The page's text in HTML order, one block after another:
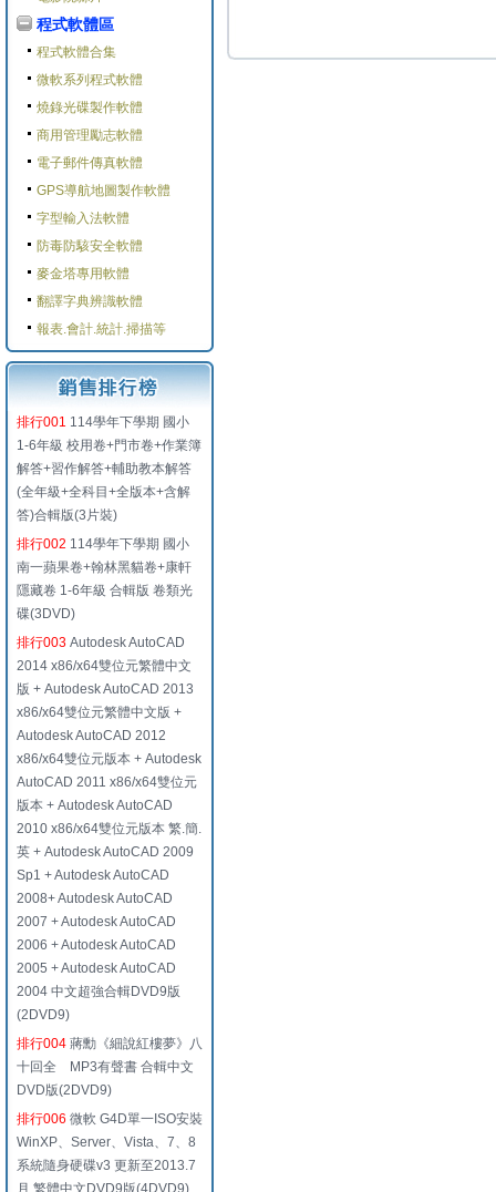
程式軟體區
程式軟體合集
微軟系列程式軟體
燒錄光碟製作軟體
商用管理勵志軟體
電子郵件傳真軟體
GPS導航地圖製作軟體
字型輸入法軟體
防毒防駭安全軟體
麥金塔專用軟體
翻譯字典辨識軟體
報表.會計.統計.掃描等
排行001 114學年下學期 國小
1-6年級 校用卷+門市卷+作業簿
解答+習作解答+輔助教本解答
(全年級+全科目+全版本+含解
答)合輯版(3片裝)
排行002 114學年下學期 國小
南一蘋果卷+翰林黑貓卷+康軒
隱藏卷 1-6年級 合輯版 卷類光
碟(3DVD)
排行003 Autodesk AutoCAD
2014 x86/x64雙位元繁體中文
版 + Autodesk AutoCAD 2013
x86/x64雙位元繁體中文版 +
Autodesk AutoCAD 2012
x86/x64雙位元版本 + Autodesk
AutoCAD 2011 x86/x64雙位元
版本 + Autodesk AutoCAD
2010 x86/x64雙位元版本 繁.簡.
英 + Autodesk AutoCAD 2009
Sp1 + Autodesk AutoCAD
2008+ Autodesk AutoCAD
2007 + Autodesk AutoCAD
2006 + Autodesk AutoCAD
2005 + Autodesk AutoCAD
2004 中文超強合輯DVD9版
(2DVD9)
排行004 蔣勳《細說紅樓夢》八
十回全 MP3有聲書 合輯中文
DVD版(2DVD9)
排行006 微軟 G4D單一ISO安裝
WinXP、Server、Vista、7、8
系統隨身硬碟v3 更新至2013.7
月 繁體中文DVD9版(4DVD9)